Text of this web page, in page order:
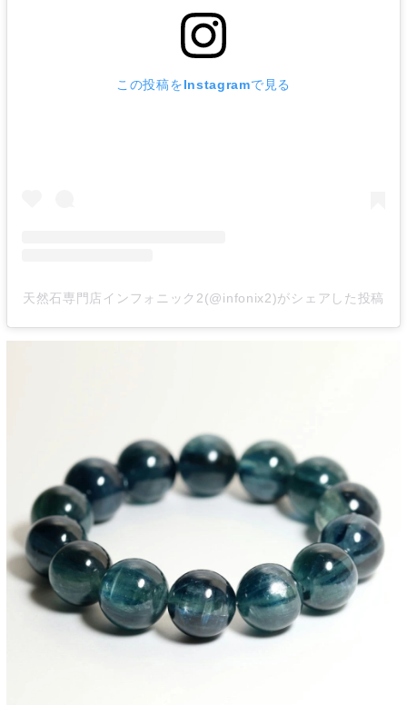
この投稿をInstagramで見る
天然石専門店インフォニック2(@infonix2)がシェアした投稿